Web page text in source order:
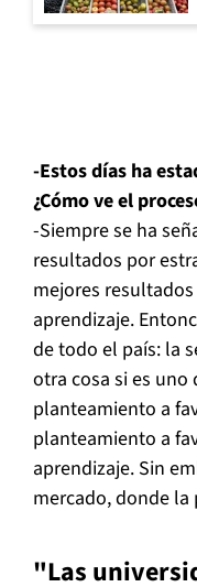
-Estos días ha
¿Cómo ve el
-Siempre se ha
resultados por
mejores
aprendizaje.
de todo el país: la
otra cosa si es uno
planteamiento a
planteamiento a
aprendizaje. Sin
mercado, donde
"Las